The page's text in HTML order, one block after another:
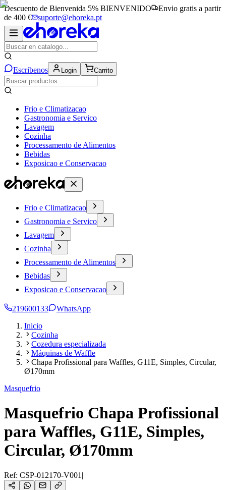
Descuento de Bienvenida 5% BIENVENIDO
Envio gratis a partir
de 400 €
suporte@ehoreka.pt
Escribenos Login Carrito
Frio e Climatizacao
Gastronomia e Servico
Lavagem
Cozinha
Processamento de Alimentos
Bebidas
Exposicao e Conservacao
Frio e Climatizacao
Gastronomia e Servico
Lavagem
Cozinha
Processamento de Alimentos
Bebidas
Exposicao e Conservacao
219600133
WhatsApp
Inicio
Cozinha
Cozedura especializada
Máquinas de Waffle
Chapa Profissional para Waffles, G11E, Simples, Circular,
Ø170mm
Masquefrio
Masquefrio Chapa Profissional
para Waffles, G11E, Simples,
Circular, Ø170mm
Ref: CSP-012170-V001 |